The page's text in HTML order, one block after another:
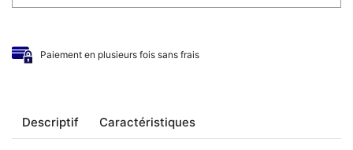
Paiement en plusieurs fois sans frais
Descriptif Caractéristiques